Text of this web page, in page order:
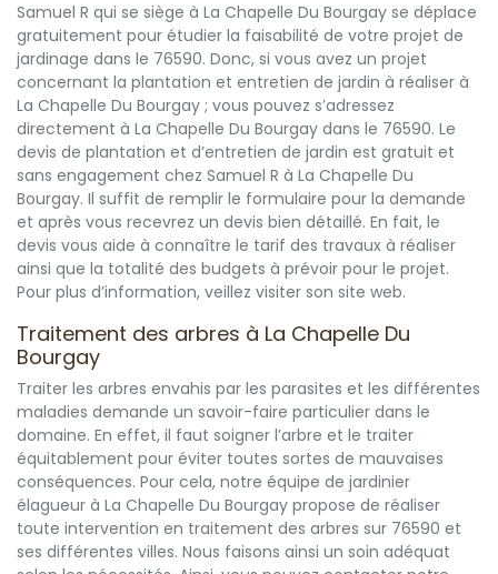
Samuel R qui se siège à La Chapelle Du Bourgay se déplace
gratuitement pour étudier la faisabilité de votre projet de
jardinage dans le 76590. Donc, si vous avez un projet
concernant la plantation et entretien de jardin à réaliser à
La Chapelle Du Bourgay ; vous pouvez s’adressez
directement à La Chapelle Du Bourgay dans le 76590. Le
devis de plantation et d’entretien de jardin est gratuit et
sans engagement chez Samuel R à La Chapelle Du
Bourgay. Il suffit de remplir le formulaire pour la demande
et après vous recevrez un devis bien détaillé. En fait, le
devis vous aide à connaître le tarif des travaux à réaliser
ainsi que la totalité des budgets à prévoir pour le projet.
Pour plus d’information, veillez visiter son site web.
Traitement des arbres à La Chapelle Du
Bourgay
Traiter les arbres envahis par les parasites et les différentes
maladies demande un savoir-faire particulier dans le
domaine. En effet, il faut soigner l’arbre et le traiter
équitablement pour éviter toutes sortes de mauvaises
conséquences. Pour cela, notre équipe de jardinier
élagueur à La Chapelle Du Bourgay propose de réaliser
toute intervention en traitement des arbres sur 76590 et
ses différentes villes. Nous faisons ainsi un soin adéquat